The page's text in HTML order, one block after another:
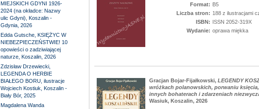
MIEJSKICH GDYNI 1926-
2024 (na okładce: Nazwy
ulic Gdyni), Koszalin -
Gdynia, 2026
Edda Gutsche, KSIĘŻYC W
NIEBEZPIECZEŃSTWIE! 10
opowieści o zadziwiającej
naturze, Koszalin, 2026
Zdzisław Drzewiecki,
LEGENDA O HERBIE
BIAŁEGO BORU, ilustracje
Wojciech Kostiuk, Koszalin -
Biały Bór, 2025
Magdalena Wanda
Format: B5
Liczba stron: 188 z ilustracjami
ISBN: ISSN 2052-319X
Wydanie: oprawa miękka
Gracjan Bojar-Fijałkowski, LEGENDY
wróżkach polanowskich, porwaniu
innych bohaterach i zdarzeniach
Wasiuk, Koszalin, 2026